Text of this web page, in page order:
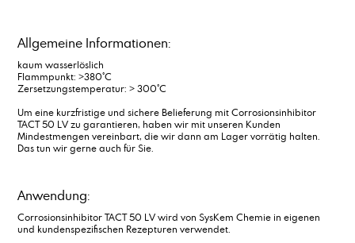
Allgemeine Informationen:
kaum wasserlöslich
Flammpunkt: >380°C
Zersetzungstemperatur: > 300°C
Um eine kurzfristige und sichere Belieferung mit Corrosionsinhibitor
TACT 50 LV zu garantieren, haben wir mit unseren Kunden
Mindestmengen vereinbart, die wir dann am Lager vorrätig halten.
Das tun wir gerne auch für Sie.
Anwendung:
Corrosionsinhibitor TACT 50 LV wird von SysKem Chemie in eigenen
und kundenspezifischen Rezepturen verwendet.